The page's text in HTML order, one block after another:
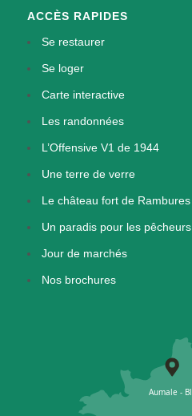
ACCÈS RAPIDES
Se restaurer
Se loger
Carte interactive
Les randonnées
L’Offensive V1 de 1944
Une terre de verre
Le château fort de Rambures
Un paradis pour les pêcheurs
Jour de marchés
Nos brochures